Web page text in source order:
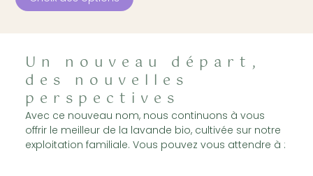
Un nouveau départ,
des nouvelles
perspectives
Avec ce nouveau nom, nous continuons à vous
offrir le meilleur de la lavande bio, cultivée sur notre
exploitation familiale. Vous pouvez vous attendre à :